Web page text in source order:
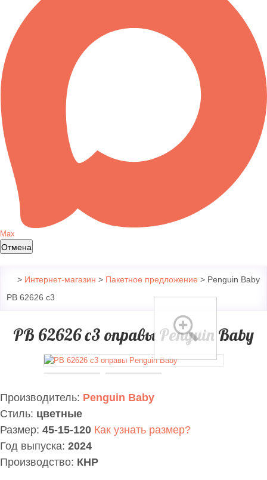
Max
Отмена
> Интернет-магазин > Пакетное предложение > Penguin Baby
PB 62626 c3
PB 62626 c3 оправы Penguin Baby
Производитель: Penguin Baby
Стиль: цветные
Размер: 45-15-120 Как узнать размер?
Год выпуска: 2024
Производство: КНР